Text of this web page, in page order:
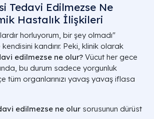
Tedavi Edilmezse Ne
Hastalık İlişkileri
horluyorum, bir şey olmadı"
kandırır. Peki, klinik olarak
edilmezse ne olur? Vücut her gece
bu durum sadece yorgunluk
tüm organlarınızı yavaş yavaş iflasa
edilmezse ne olur sorusunun dürüst